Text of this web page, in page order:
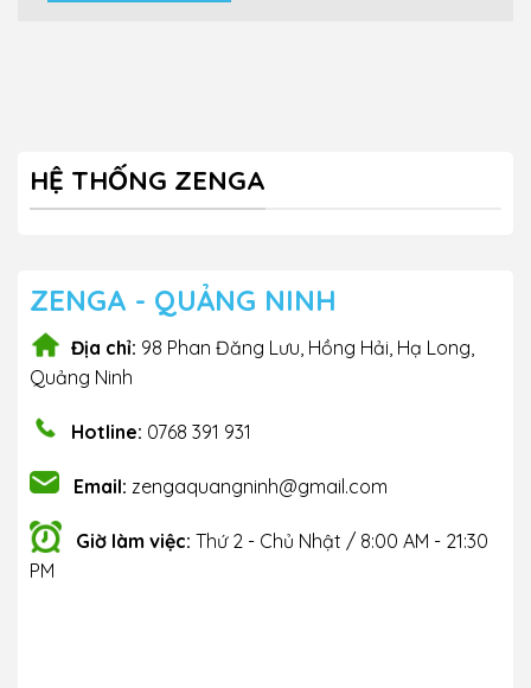
HỆ THỐNG ZENGA
ZENGA - QUẢNG NINH
Địa chỉ: 98 Phan Đăng Lưu, Hồng Hải, Hạ Long,
Quảng Ninh
Hotline: 0768 391 931
Email: zengaquangninh@gmail.com
Giờ làm việc: Thứ 2 - Chủ Nhật / 8:00 AM - 21:30
PM